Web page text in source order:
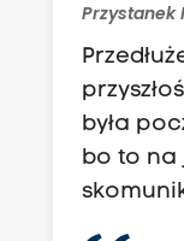
Przystanek
była
bo to na